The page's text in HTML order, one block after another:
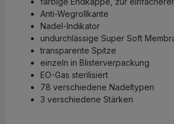
Anti-Wegrollkante
Nadel-Indikator
undurchlässige Super Soft
transparente Spitze
einzeln in Blisterverpackung
EO-Gas sterilisiert
78 verschiedene Nadeltypen
3 verschiedene Stärken